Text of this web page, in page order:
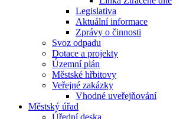
Legislativa
Aktuální informace
Zprávy o činnosti
Svoz odpadu
Dotace a projekty
Územní plán
Městské hřbitovy
Veřejné zakázky
Vhodné uveřejňování
Městský úřad
Úřední deska